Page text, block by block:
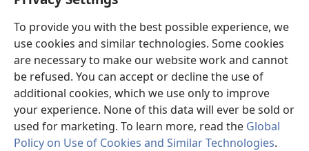
To provide you with the best possible experience, we
use cookies and similar technologies. Some cookies
are necessary to make our website work and cannot
be refused. You can accept or decline the use of
additional cookies, which we use only to improve
your experience. None of this data will ever be sold or
used for marketing. To learn more, read the Global
Policy on Use of Cookies and Similar Technologies.
Sumbangan
(opens
new
window)PERPUSTAKAAN ONLINE Warta Penting
(opens
new
window)JW Hub ®
(opens
new
window)